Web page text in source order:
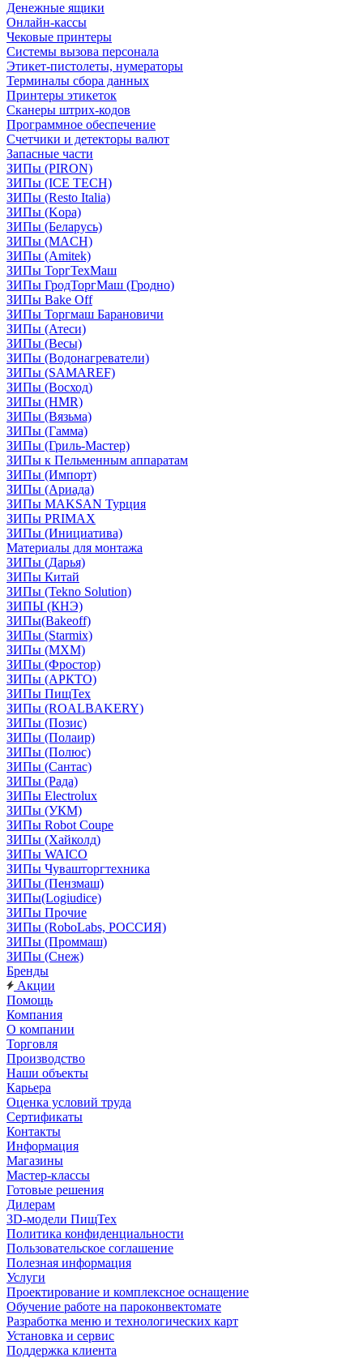
Денежные ящики
Онлайн-кассы
Чековые принтеры
Системы вызова персонала
Этикет-пистолеты, нумераторы
Терминалы сбора данных
Принтеры этикеток
Сканеры штрих-кодов
Программное обеспечение
Счетчики и детекторы валют
Запасные части
ЗИПы (PIRON)
ЗИПы (ICE TECH)
ЗИПы (Resto Italia)
ЗИПы (Kopa)
ЗИПы (Беларусь)
ЗИПы (MACH)
ЗИПы (Amitek)
ЗИПы ТоргТехМаш
ЗИПы ГродТоргМаш (Гродно)
ЗИПы Bake Off
ЗИПы Торгмаш Барановичи
ЗИПы (Атеси)
ЗИПы (Весы)
ЗИПы (Водонагреватели)
ЗИПы (SAMAREF)
ЗИПы (Восход)
ЗИПы (HMR)
ЗИПы (Вязьма)
ЗИПы (Гамма)
ЗИПы (Гриль-Мастер)
ЗИПы к Пельменным аппаратам
ЗИПы (Импорт)
ЗИПы (Ариада)
ЗИПы MAKSAN Турция
ЗИПы PRIMAX
ЗИПы (Инициатива)
Материалы для монтажа
ЗИПы (Дарья)
ЗИПы Китай
ЗИПы (Tekno Solution)
ЗИПЫ (КНЭ)
ЗИПы(Bakeoff)
ЗИПы (Starmix)
ЗИПы (МХМ)
ЗИПы (Фростор)
ЗИПы (АРКТО)
ЗИПы ПищТех
ЗИПы (ROALBAKERY)
ЗИПы (Позис)
ЗИПы (Полаир)
ЗИПы (Полюс)
ЗИПы (Сантас)
ЗИПы (Рада)
ЗИПы Electrolux
ЗИПы (УКМ)
ЗИПы Robot Coupe
ЗИПы (Хайколд)
ЗИПы WAICO
ЗИПы Чувашторгтехника
ЗИПы (Пензмаш)
ЗИПы(Logiudice)
ЗИПы Прочие
ЗИПы (RoboLabs, РОССИЯ)
ЗИПы (Проммаш)
ЗИПы (Снеж)
Бренды
Акции
Помощь
Компания
О компании
Торговля
Производство
Наши объекты
Карьера
Оценка условий труда
Сертификаты
Контакты
Информация
Магазины
Мастер-классы
Готовые решения
Дилерам
3D-модели ПищТех
Политика конфиденциальности
Пользовательское соглашение
Полезная информация
Услуги
Проектирование и комплексное оснащение
Обучение работе на пароконвектомате
Разработка меню и технологических карт
Установка и сервис
Поддержка клиента